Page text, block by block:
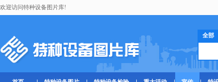
欢迎访问特种设备图片库!
全部